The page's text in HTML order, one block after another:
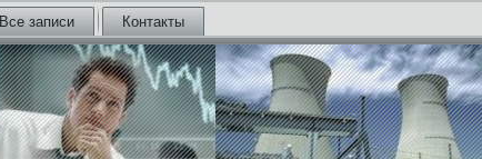
Все записи Контакты